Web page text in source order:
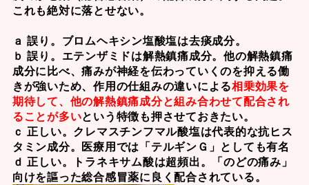
これも絶対に落とせない。
ａ 誤り。 ブロムヘキシン塩酸塩は去痰成分。
ｂ 誤り。 エテンザミドは解熱鎮痛成分。他の解熱鎮痛
成分に比べ、痛みが神経を伝わっていくのを抑える働
きが強いため、作用の仕組みの違いによる相乗効果を
期待して、他の解熱鎮痛成分と組み合わせて配合され
ることが多いという特徴も押させておきたい。
ｃ 正しい。 クレマスチンフマル酸塩は代表的な抗ヒス
タミン成分。医療用では「テルギンＧ」としても有名
ｄ 正しい。
トラネキサム酸は超頻出。「のどの痛み」
向けを謳った総合感冒薬に良く配合されている。